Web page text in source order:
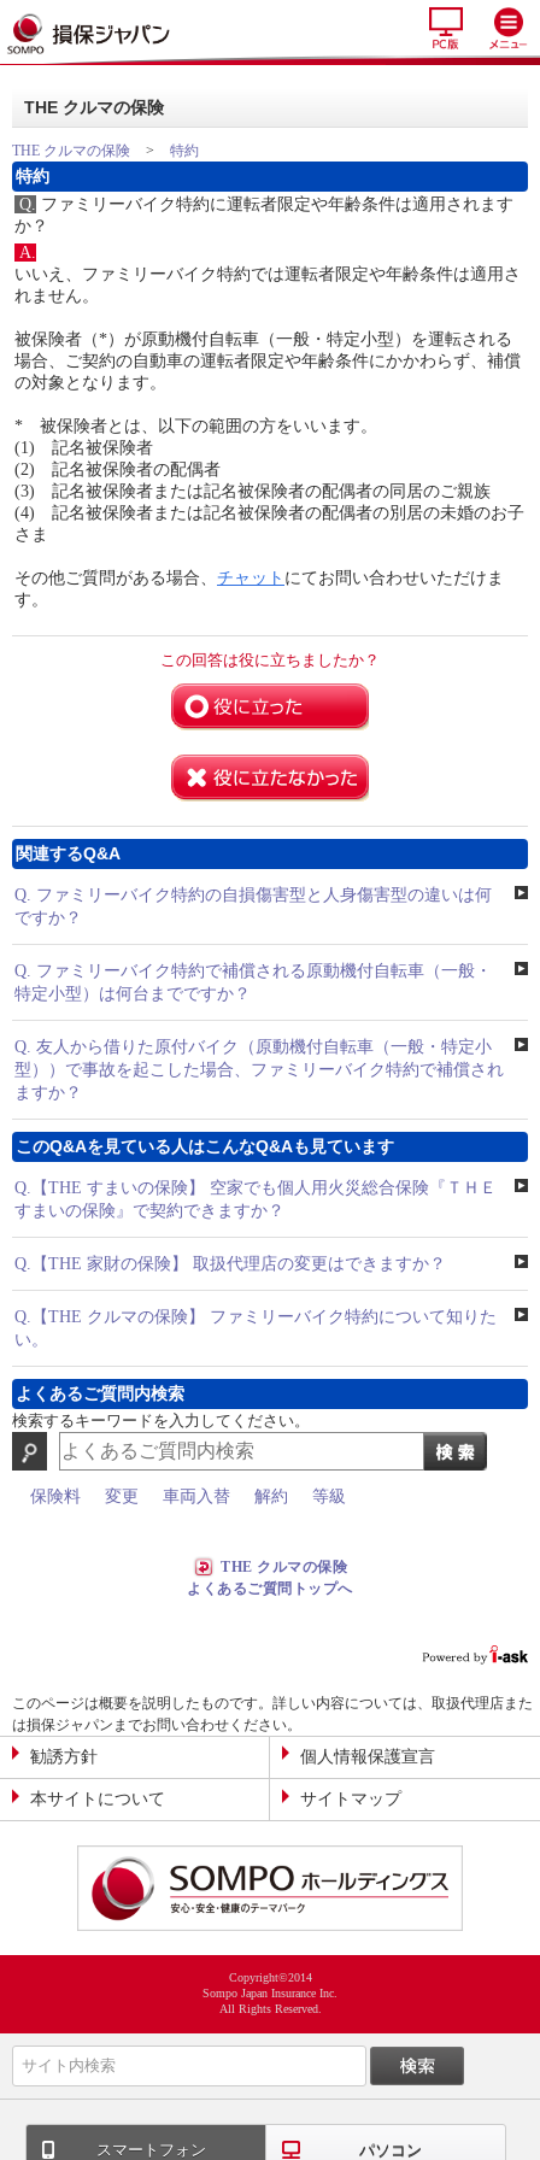
THE クルマの保険
THE クルマの保険 > 特約
特約
Q. ファミリーバイク特約に運転者限定や年齢条件は適用されます
か？
A.
いいえ、ファミリーバイク特約では運転者限定や年齢条件は適用さ
れません。
被保険者（*）が原動機付自転車（一般・特定小型）を運転される
場合、ご契約の自動車の運転者限定や年齢条件にかかわらず、補償
の対象となります。
* 被保険者とは、以下の範囲の方をいいます。
(1) 記名被保険者
(2) 記名被保険者の配偶者
(3) 記名被保険者または記名被保険者の配偶者の同居のご親族
(4) 記名被保険者または記名被保険者の配偶者の別居の未婚のお子
さま
その他ご質問がある場合、 チャット にてお問い合わせいただけま
す。
この回答は役に立ちましたか？
関連するQ&A
Q. ファミリーバイク特約の自損傷害型と人身傷害型の違いは何
ですか？
Q. ファミリーバイク特約で補償される原動機付自転車（一般・
特定小型）は何台までですか？
Q. 友人から借りた原付バイク（原動機付自転車（一般・特定小
型））で事故を起こした場合、ファミリーバイク特約で補償され
ますか？
このQ&Aを見ている人はこんなQ&Aも見ています
Q. 【THE すまいの保険】 空家でも個人用火災総合保険『ＴＨＥ
すまいの保険』で契約できますか？
Q. 【THE 家財の保険】 取扱代理店の変更はできますか？
Q. 【THE クルマの保険】 ファミリーバイク特約について知りた
い。
よくあるご質問内検索
検索するキーワードを入力してください。
保険料 変更 車両入替 解約 等級
THE クルマの保険
よくあるご質問トップへ
このページは概要を説明したものです。詳しい内容については、取扱代理店また
は損保ジャパンまでお問い合わせください。
勧誘方針 個人情報保護宣言
本サイトについて サイトマップ
Copyright©2014
Sompo Japan Insurance Inc.
All Rights Reserved.
スマートフォン パソコン